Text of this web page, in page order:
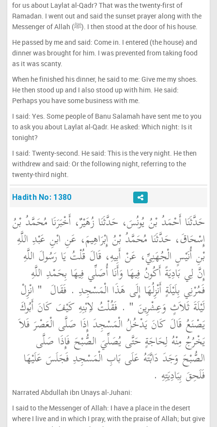
for us about Laylat al-Qadr? That was the twenty-first of
Ramadan. I went out and said the sunset prayer along with the
Messenger of Allah (ﷺ). I then stood at the door of his house.
He passed by me and said: Come in. I entered (the house) and
dinner was brought for him. I was prevented from taking food
as it was scanty.
When he finished his dinner, he said to me: Give me my shoes.
He then stood up and I also stood up with him. He said:
Perhaps you have some business with me.
I said: Yes. Some people of Banu Salamah have sent me to you
to ask you about Laylat al-Qadr. He asked: Which night: Is it
tonight?
I said: Twenty-second. He said: This is the very night. He then
withdrew and said: Or the following night, referring to the
twenty-third night.
Hadith No: 1380
حَدَّثَنَا أَحْمَدُ بْنُ يُونُسَ، حَدَّثَنَا زُهَيْرٌ، أَخْبَرَنَا مُحَمَّدُ بْنُ
إِسْحَاقَ، حَدَّثَنَا مُحَمَّدُ بْنُ إِبْرَاهِيمَ، عَنِ ابْنِ عَبْدِ اللَّهِ
بْنِ أُنَيْسٍ الْجُهَنِيِّ، عَنْ أَبِيهِ، قَالَ قُلْتُ يَا رَسُولَ اللَّهِ
إِنَّ لِي بَادِيَةً أَكُونُ فِيهَا وَأَنَا أُصَلِّي فِيهَا بِحَمْدِ اللَّهِ
فَمُرْنِي بِلَيْلَةٍ أَنْزِلُهَا إِلَى هَذَا الْمَسْجِدِ ‏.‏ فَقَالَ ‏ "‏ انْزِلْ
لَيْلَةَ ثَلاَثٍ وَعِشْرِينَ ‏" ‏ ‏.‏ فَقُلْتُ لاِبْنِهِ كَيْفَ كَانَ أَبُوكَ
يَصْنَعُ قَالَ كَانَ يَدْخُلُ الْمَسْجِدَ إِذَا صَلَّى الْعَصْرَ فَلاَ
يَخْرُجُ مِنْهُ لِحَاجَةٍ حَتَّى يُصَلِّيَ الصُّبْحَ فَإِذَا صَلَّى
الصُّبْحَ وَجَدَ دَابَّتَهُ عَلَى بَابِ الْمَسْجِدِ فَجَلَسَ عَلَيْهَا
فَلَحِقَ بِبَادِيَتِهِ ‏.‏
Narrated Abdullah ibn Unays al-Juhani:
I said to the Messenger of Allah: I have a place in the desert
where I live and in which I pray, with the praise of Allah; but give